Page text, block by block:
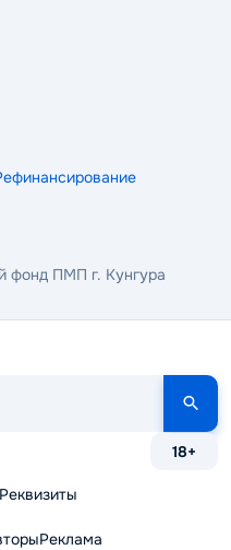
фонд ПМП г. Кунгура
18+
Реквизиты
Реклама